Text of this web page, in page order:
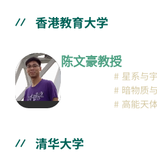
香港教育大学
陈文豪教授
星系与
暗物质
高能天
清华大学